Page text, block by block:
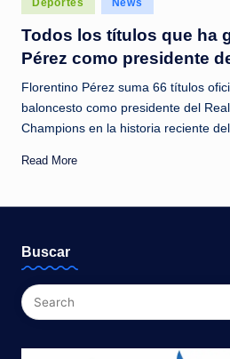
c
i
a
s
a
l
s
t
a
in
Deportes News
Todos los títulos que ha
Pérez como presidente
Florentino Pérez suma 66 títulos
baloncesto como presidente del
Champions en la historia reciente del
Read More
Buscar